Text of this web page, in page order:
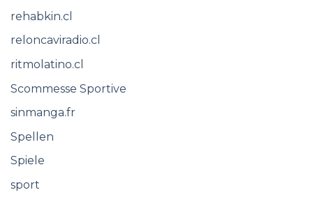
rehabkin.cl
reloncaviradio.cl
ritmolatino.cl
Scommesse Sportive
sinmanga.fr
Spellen
Spiele
sport